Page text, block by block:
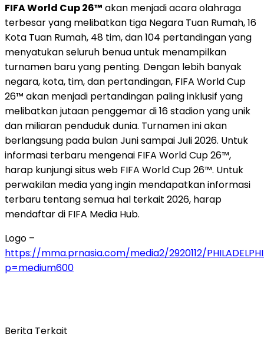
FIFA World Cup 26™ akan menjadi acara olahraga
terbesar yang melibatkan tiga Negara Tuan Rumah, 16
Kota Tuan Rumah, 48 tim, dan 104 pertandingan yang
menyatukan seluruh benua untuk menampilkan
turnamen baru yang penting. Dengan lebih banyak
negara, kota, tim, dan pertandingan, FIFA World Cup
26™ akan menjadi pertandingan paling inklusif yang
melibatkan jutaan penggemar di 16 stadion yang unik
dan miliaran penduduk dunia. Turnamen ini akan
berlangsung pada bulan Juni sampai Juli 2026. Untuk
informasi terbaru mengenai FIFA World Cup 26™,
harap kunjungi situs web FIFA World Cup 26™. Untuk
perwakilan media yang ingin mendapatkan informasi
terbaru tentang semua hal terkait 2026, harap
mendaftar di FIFA Media Hub.
Logo –
https://mma.prnasia.com/media2/2920112/
p=medium600
Berita Terkait